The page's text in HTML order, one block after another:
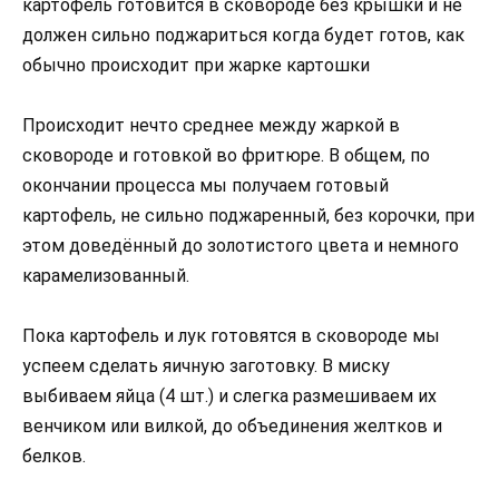
картофель готовится в сковороде без крышки и не
должен сильно поджариться когда будет готов, как
обычно происходит при жарке картошки
Происходит нечто среднее между жаркой в
сковороде и готовкой во фритюре. В общем, по
окончании процесса мы получаем готовый
картофель, не сильно поджаренный, без корочки, при
этом доведённый до золотистого цвета и немного
карамелизованный.
Пока картофель и лук готовятся в сковороде мы
успеем сделать яичную заготовку. В миску
выбиваем яйца (4 шт.) и слегка размешиваем их
венчиком или вилкой, до объединения желтков и
белков.